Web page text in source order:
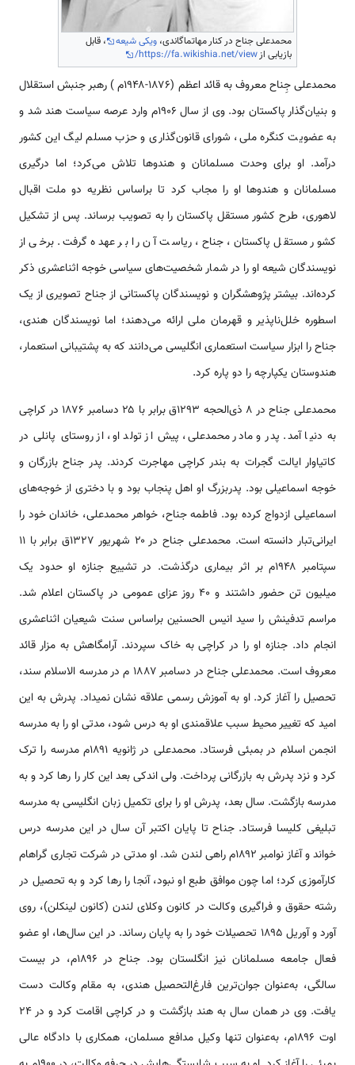
محمدعلی جناح در کنار مهاتماگاندی، ویکی شیعه
، قابل
بازیابی ازhttps://fa.wikishia.net/view/
محمدعلی‌ جِناح معروف‌ به‌ قائد اعظم‌ (۱۸۷۶-۱۹۴۸م ) رهبر جنبش‌ استقلال‌
و بنیان‌‍‌گذار پاکستان بود. وی از سال ۱۹۰۶م وارد عرصه سیاست هند شد و
به عضویت کنگره ملی، شورای قانون‌گذاری و حزب مسلم لیگ این کشور
درآمد. او برای وحدت مسلمانان و هندوها تلاش می‌کرد؛ اما درگیری
مسلمانان و هندوها او را مجاب کرد تا براساس نظریه دو ملت اقبال
لاهوری، طرح کشور مستقل پاکستان را به تصویب برساند. پس از تشکیل
کشور مستقل پاکستان، جناح، ریاست آن را بر عهده گرفت. برخی از
نویسندگان شیعه او را در شمار شخصیت‌های سیاسی خوجه اثناعشری ذکر
کرده‌اند. بیشتر پژوهشگران‌ و نویسندگان‌ پاکستانی‌ از جناح‌ تصویری‌ از یک‌
اسطوره خلل‌ناپذیر و قهرمان‌ ملی‌ ارائه‌ می‌دهند؛ اما نویسندگان‌ هندی‌،
جناح‌ را ابزار سیاست‌ استعماری‌ انگلیسی‌ می‌دانند که‌ به‌ پشتیبانی‌ استعمار،
هندوستان‌ یکپارچه‌ را دو پاره‌ کرد.
محمدعلی‌ جناح‌ در ۸ ذی‌الحجه ۱۲۹۳ق برابر با ۲۵ دسامبر ۱۸۷۶ در کراچی‌
به‌ دنیا آمد. پدر و مادر محمدعلی، پیش‌ از تولد او، از روستای‌ پانلی‌ در
کاتیاوار ایالت‌ گجرات‌ به‌ بندر کراچی‌ مهاجرت‌ کردند. پدر جناح‌ بازرگان‌ و
خوجه اسماعیلی‌ بود. پدربزرگ‌ او اهل‌ پنجاب‌ بود و با دختری‌ از خوجه‌های‌
اسماعیلی‌ ازدواج کرده‌ بود. فاطمه‌ جناح‌، خواهر محمدعلی‌، خاندان‌ خود را
ایرانی‌‌تبار دانسته‌ است. محمدعلی جناح در ۲۰ شهریور ۱۳۲۷ق برابر با ۱۱
سپتامبر ۱۹۴۸م بر اثر بیماری‌ درگذشت. در تشییع جنازه او حدود یک
میلیون تن حضور داشتند و ۴۰ روز عزای‌ عمومی‌ در پاکستان اعلام‌ شد.
مراسم تدفینش را سید انیس الحسنین براساس سنت شیعیان اثناعشری
انجام داد. جنازه او را در کراچی‌ به‌ خاک‌ سپردند. آرامگاهش به مزار قائد
معروف است. محمدعلی‌ جناح‌ در دسامبر ۱۸۸۷ م در مدرسه الاسلام‌ سند،
تحصیل‌ را آغاز کرد. او به آموزش رسمی علاقه نشان نمی‎داد. پدرش‌ به این
امید که تغییر محیط سبب علاقمندی او به درس شود، مدتی او را به‌ مدرسه
انجمن‌ اسلام‌ در بمبئی‌ فرستاد. محمدعلی‌ در ژانویه ۱۸۹۱م مدرسه‌ را ترک‌
کرد و نزد پدرش‌ به‌ بازرگانی‌ پرداخت‌. ولی‌ اندکی‌ بعد این‌ کار را رها کرد و به‌
مدرسه‌ بازگشت‌. سال‌ بعد، پدرش‌ او را برای‌ تکمیل‌ زبان‌ انگلیسی‌ به‌ مدرسه
تبلیغی‌ کلیسا فرستاد. جناح‌ تا پایان‌ اکتبر آن سال‌ در این مدرسه درس‌
خواند و آغاز نوامبر ۱۸۹۲م راهی‌ لندن‌ شد. او مدتی در شرکت‌ تجاری‌ گراهام‌
کارآموزی کرد؛ اما چون موافق‌ طبع‌ او نبود، آنجا را رها کرد و به‌ تحصیل‌ در
رشته حقوق‌ و فراگیری‌ وکالت‌ در کانون‌ وکلای‌ لندن‌ (کانون‌ لینکلن‌)، روی‌
آورد و آوریل‌ ۱۸۹۵ تحصیلات‌ خود را به‌ پایان‌ رساند. در این‌ سال‌ها، او عضو
فعال‌ جامعه مسلمانان‌ نیز انگلستان‌ بود. جناح‌ در ۱۸۹۶م، در بیست‌
سالگی‌، به‌‌عنوان‌ جوان‌ترین‌ فارغ‌التحصیل‌ هندی‌، به‌ مقام‌ وکالت‌ دست‌
یافت. وی‌ در همان‌ سال‌ به‌ هند بازگشت‌ و در کراچی‌ اقامت‌ کرد و در ۲۴
اوت‌ ۱۸۹۶م، به‌‌عنوان‌ تنها وکیل‌ مدافع‌ مسلمان‌، همکاری‌ با دادگاه‌ عالی‌